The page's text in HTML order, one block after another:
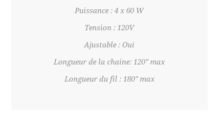
Puissance : 4 x 60 W
Tension : 120V
Ajustable : Oui
Longueur de la chaine: 120" max
Longueur du fil : 180" max